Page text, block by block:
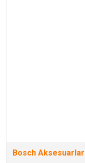
Bosch Aksesuarlar